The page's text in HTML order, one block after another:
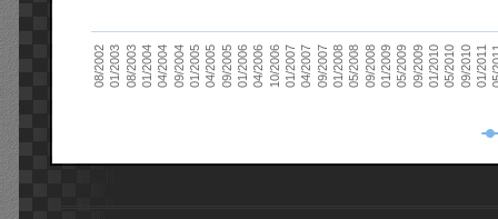
08/200201/200308/200301/200404/200409/200401/200504/200509/200501/200604/200610/200601/200704/200709/200701/200805/200809/200801/200905/200909/200901/201005/201009/201001/2011